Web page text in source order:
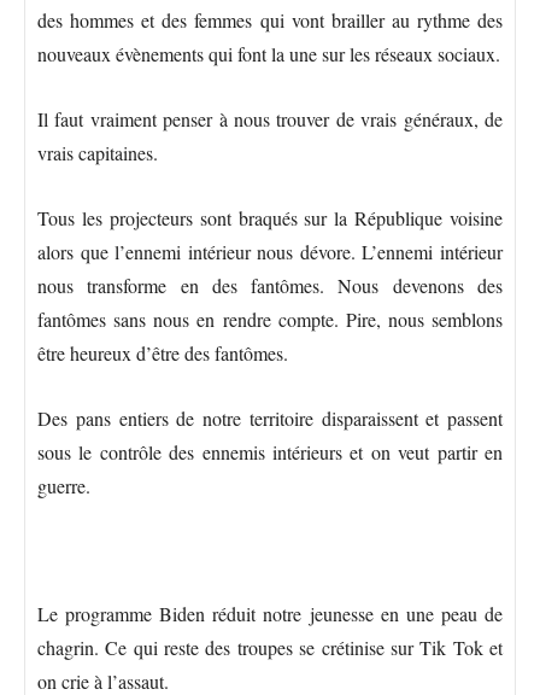
des hommes et des femmes qui vont brailler au rythme des
nouveaux évènements qui font la une sur les réseaux sociaux.
Il faut vraiment penser à nous trouver de vrais généraux, de
vrais capitaines.
Tous les projecteurs sont braqués sur la République voisine
alors que l’ennemi intérieur nous dévore. L’ennemi intérieur
nous transforme en des fantômes. Nous devenons des
fantômes sans nous en rendre compte. Pire, nous semblons
être heureux d’être des fantômes.
Des pans entiers de notre territoire disparaissent et passent
sous le contrôle des ennemis intérieurs et on veut partir en
guerre.
Le programme Biden réduit notre jeunesse en une peau de
chagrin. Ce qui reste des troupes se crétinise sur Tik Tok et
on crie à l’assaut.